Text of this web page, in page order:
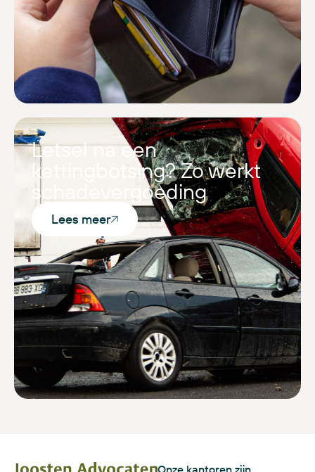
Letsel na een
kettingbotsing? Zo werkt
schadevergoeding
Lees meer
Onze kantoren zijn